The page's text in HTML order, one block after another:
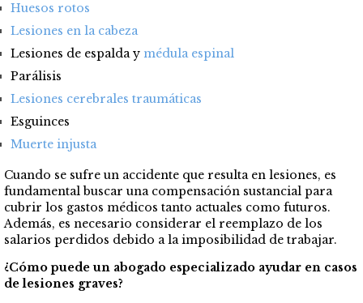
Huesos rotos
Lesiones en la cabeza
Lesiones de espalda y médula espinal
Parálisis
Lesiones cerebrales traumáticas
Esguinces
Muerte injusta
Cuando se sufre un accidente que resulta en lesiones, es
fundamental buscar una compensación sustancial para
cubrir los gastos médicos tanto actuales como futuros.
Además, es necesario considerar el reemplazo de los
salarios perdidos debido a la imposibilidad de trabajar.
¿Cómo puede un abogado especializado ayudar en casos
de lesiones graves?